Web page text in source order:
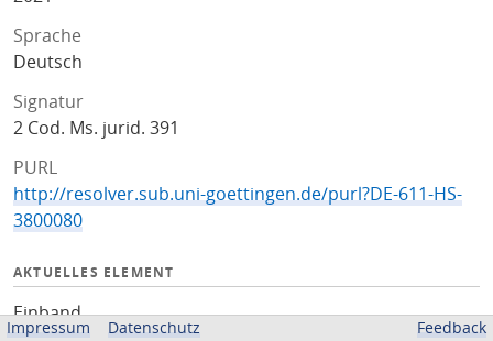
Sprache
Deutsch
Signatur
2 Cod. Ms. jurid. 391
PURL
http://resolver.sub.uni-goettingen.de/purl?DE-611-HS-
3800080
AKTUELLES ELEMENT
Einband
Impressum Datenschutz Feedback